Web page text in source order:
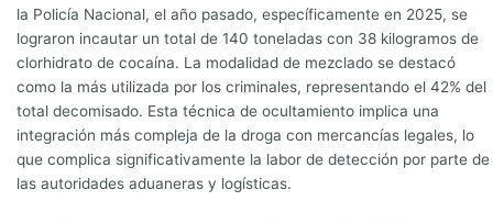
la Policía Nacional, el año pasado, específicamente en 2025, se
lograron incautar un total de 140 toneladas con 38 kilogramos de
clorhidrato de cocaína. La modalidad de mezclado se destacó
como la más utilizada por los criminales, representando el 42% del
total decomisado. Esta técnica de ocultamiento implica una
integración más compleja de la droga con mercancías legales, lo
que complica significativamente la labor de detección por parte de
las autoridades aduaneras y logísticas.